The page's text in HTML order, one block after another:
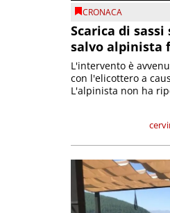
CRONACA
Scarica di
salvo alpinista
L'intervento è
con l'elicottero a
L'alpinista non ha